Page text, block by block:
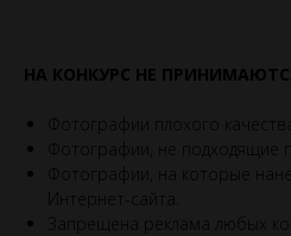
НА КОНКУРС НЕ
Фотографии плохого
Фотографии, не подходящие
Фотографии, на которые
Интернет-сайта.
Запрещена реклама любых